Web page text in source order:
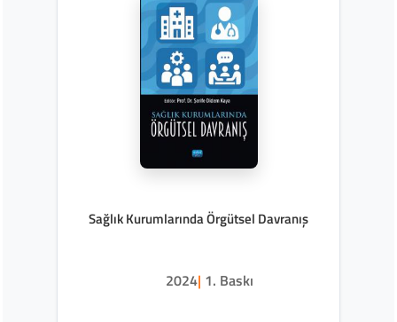
Sağlık Kurumlarında Örgütsel Davranış
2024| 1. Baskı